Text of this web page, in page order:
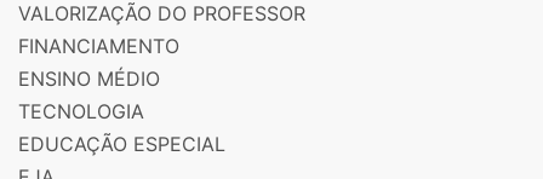
VALORIZAÇÃO DO PROFESSOR
FINANCIAMENTO
ENSINO MÉDIO
TECNOLOGIA
EDUCAÇÃO ESPECIAL